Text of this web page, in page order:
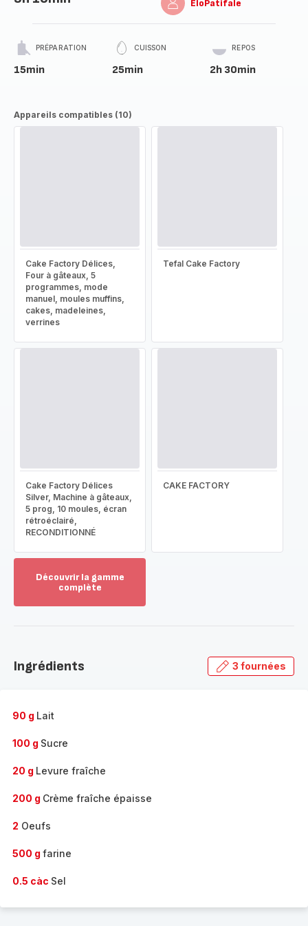
EloPatifale
PRÉPARATION
15min
CUISSON
25min
REPOS
2h 30min
Appareils compatibles (10)
Cake Factory Délices,
Four à gâteaux, 5
programmes, mode
manuel, moules muffins,
cakes, madeleines,
verrines
Tefal Cake Factory
Cake Factory Délices
Silver, Machine à gâteaux,
5 prog, 10 moules, écran
rétroéclairé,
RECONDITIONNÉ
CAKE FACTORY
Découvrir la gamme
complète
gamme
Ingrédients 3 fournées
90 g Lait
100 g Sucre
20 g Levure fraîche
200 g Crème fraîche épaisse
2 Oeufs
500 g farine
0.5 càc Sel